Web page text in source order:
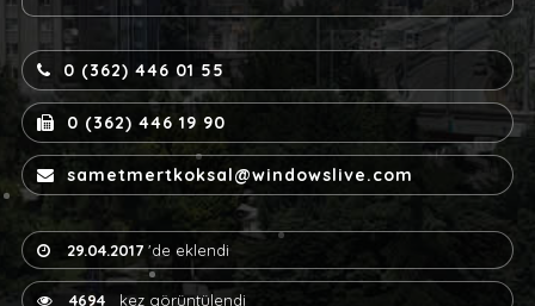
0 (362) 446 01 55
0 (362) 446 19 90
sametmertkoksal@windowslive.com
29.04.2017'de eklendi
4694kez görüntülendi